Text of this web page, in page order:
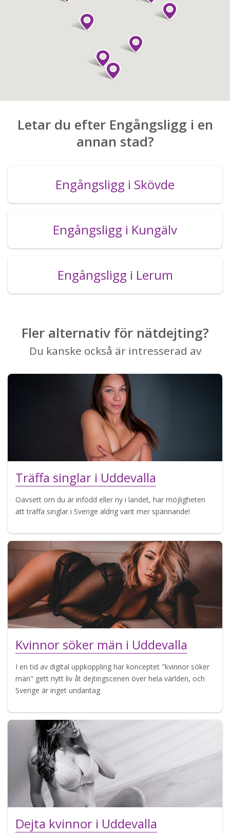
Letar du efter Engångsligg i en
annan stad?
Engångsligg i Skövde
Engångsligg i Kungälv
Engångsligg i Lerum
Fler alternativ för nätdejting?
Du kanske också är intresserad av
Träffa singlar i Uddevalla
Oavsett om du är infödd eller ny i landet, har möjligheten
att träffa singlar i Sverige aldrig varit mer spännande!
Kvinnor söker män i Uddevalla
I en tid av digital uppkoppling har konceptet "kvinnor söker
män" gett nytt liv åt dejtingscenen över hela världen, och
Sverige är inget undantag
Dejta kvinnor i Uddevalla